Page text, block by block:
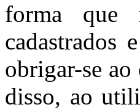
forma que
cadastrados
obrigar-se
disso, ao